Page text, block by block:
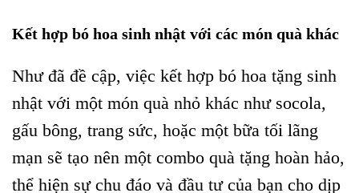
Kết hợp bó hoa sinh nhật với các món quà khác
Như đã đề cập, việc kết hợp bó hoa tặng sinh
nhật với một món quà nhỏ khác như socola,
gấu bông, trang sức, hoặc một bữa tối lãng
mạn sẽ tạo nên một combo quà tặng hoàn hảo,
thể hiện sự chu đáo và đầu tư của bạn cho dịp